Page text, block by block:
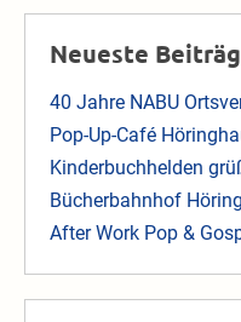
Neueste
40 Jahre NABU
Pop-Up-Café
Kinderbuchhelden
Bücherbahnhof
After Work Pop &